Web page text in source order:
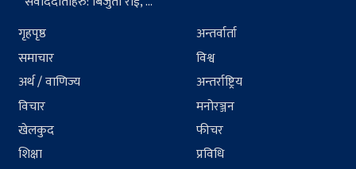
गृहपृष्ठ
समाचार
अर्थ / वाणिज्य
विचार
खेलकुद
शिक्षा
अन्तर्वार्ता
विश्व
अन्तर्राष्ट्रिय
मनोरञ्जन
फीचर
प्रविधि